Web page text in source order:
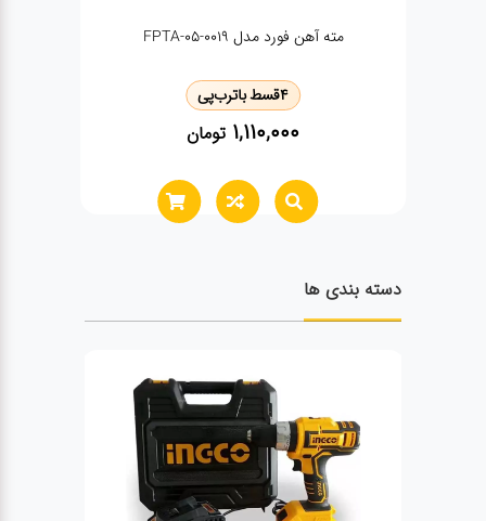
مته آهن فورد مدل FPTA-05-0019
4قسط باترب‌پی
1,110,000 تومان
دسته بندی ها